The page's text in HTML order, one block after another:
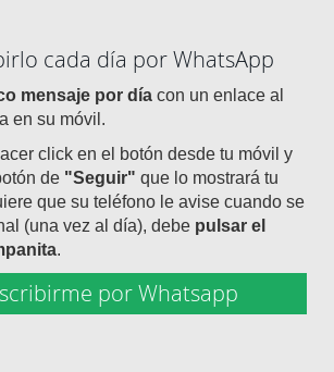
cada día por WhatsApp
mensaje por día con un enlace al
en su móvil.
click en el botón desde tu móvil y
de "Seguir" que lo mostrará tu
que su teléfono le avise cuando se
(una vez al día), debe pulsar el
.
por Whatsapp